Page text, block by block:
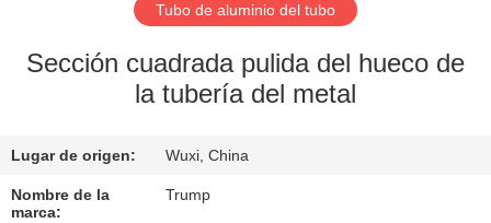
NOSOTROS
POR
LA
Tubo de aluminio del tubo
Sección cuadrada pulida del hueco de
la tubería del metal
Lugar de origen: Wuxi, China
Nombre de la
marca:
Trump